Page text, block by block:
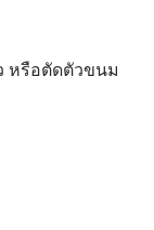
หรือตัดตัวขนม